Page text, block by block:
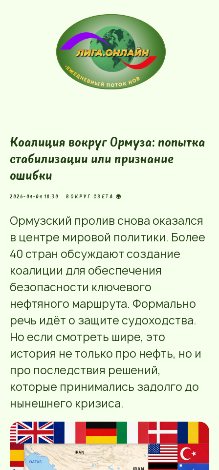
Коалиция вокруг Ормуза: попытка
стабилизации или признание
ошибки
2026-04-04 18:30 ВОКРУГ СВЕТА 🌍
Ормузский пролив снова оказался
в центре мировой политики. Более
40 стран обсуждают создание
коалиции для обеспечения
безопасности ключевого
нефтяного маршрута. Формально
речь идёт о защите судоходства.
Но если смотреть шире, это
история не только про нефть, но и
про последствия решений,
которые принимались задолго до
нынешнего кризиса.